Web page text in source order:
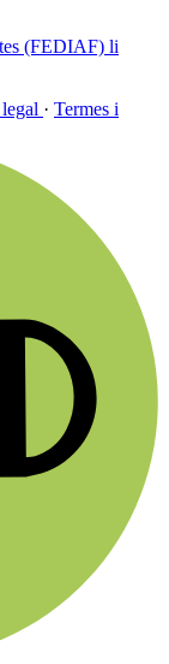
(FEDIAF) li
· Termes i